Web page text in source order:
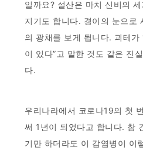
일까요? 설산은 마치 신비의
지기도 합니다. 경이의 눈으로
의 광채를 보게 됩니다. 괴테가
이 있다”고 말한 것도 같은 진
다.
우리나라에서 코로나19의 첫
써 1년이 되었다고 합니다. 참
기만 하더라도 이 감염병이 이